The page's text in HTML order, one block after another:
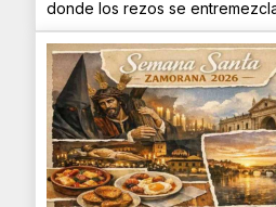
donde los rezos se